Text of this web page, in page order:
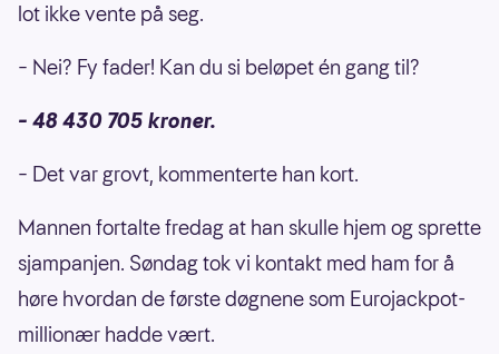
lot ikke vente på seg.
– Nei? Fy fader! Kan du si beløpet én gang til?
– 48 430 705 kroner.
– Det var grovt, kommenterte han kort.
Mannen fortalte fredag at han skulle hjem og sprette
sjampanjen. Søndag tok vi kontakt med ham for å
høre hvordan de første døgnene som Eurojackpot-
millionær hadde vært.